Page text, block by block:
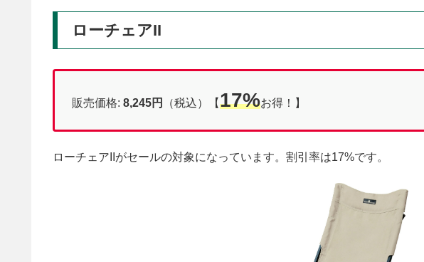
ローチェアII
販売価格: 8,245円 （税込）【17%お得！】
ローチェアIIがセールの対象になっています。割引率は17%です。